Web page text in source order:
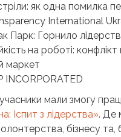
як одна помилка
International
Парк: Горнило
на роботі:
маркет
INCORPORATED
мали змогу
Іспит з лідерства». Де
бізнесу та,